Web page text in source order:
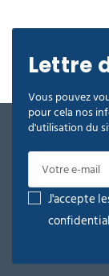
Lettre
Vous pouvez
pour cela nos
d'utilisation du
J'accepte